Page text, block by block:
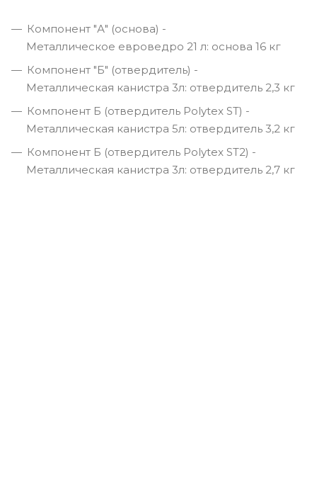
Компонент "А" (основа) -
Металлическое евроведро 21 л: основа 16 кг
Компонент "Б" (отвердитель) -
Металлическая канистра 3л: отвердитель 2,3 кг
Компонент Б (отвердитель Polytex ST) -
Металлическая канистра 5л: отвердитель 3,2 кг
Компонент Б (отвердитель Polytex ST2) -
Металлическая канистра 3л: отвердитель 2,7 кг